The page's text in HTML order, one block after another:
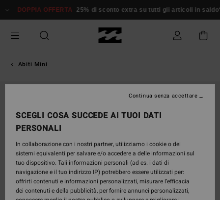
alle
prodotto
DOPPIA OFFERTA 25% di sconto extra su tutti gli articoli in saldo*
Abiti Mini
SCEGLI COSA SUCCEDE AI TUOI DATI
PERSONALI
In collaborazione con i nostri partner, utilizziamo i cookie o dei
sistemi equivalenti per salvare e/o accedere a delle informazioni sul
tuo dispositivo. Tali informazioni personali (ad es. i dati di
navigazione e il tuo indirizzo IP) potrebbero essere utilizzati per:
offrirti contenuti e informazioni personalizzati, misurare l’efficacia
dei contenuti e della pubblicità, per fornire annunci personalizzati,
Continua senza accettare